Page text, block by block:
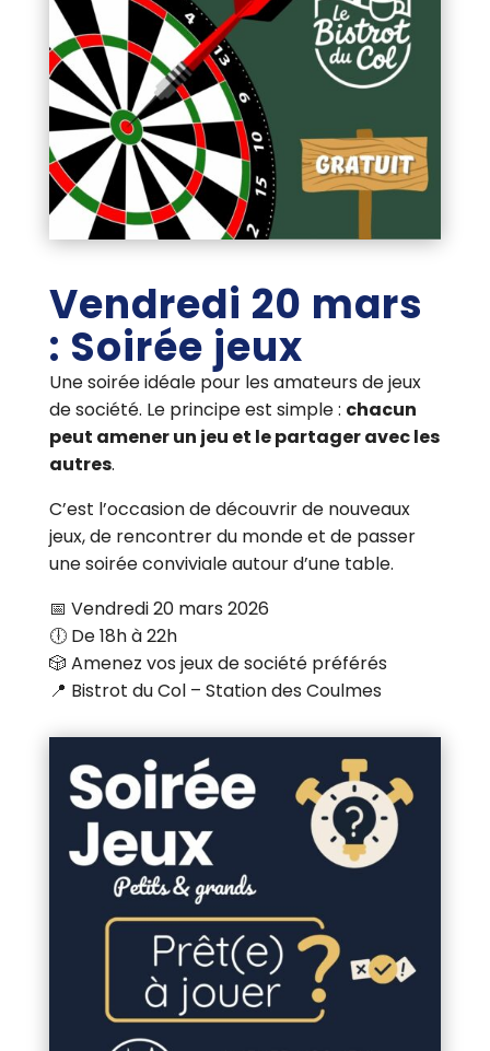
Vendredi 20 mars
: Soirée jeux
Une soirée idéale pour les amateurs de jeux
de société. Le principe est simple : chacun
peut amener un jeu et le partager avec les
autres.
C’est l’occasion de découvrir de nouveaux
jeux, de rencontrer du monde et de passer
une soirée conviviale autour d’une table.
📅 Vendredi 20 mars 2026
🕕 De 18h à 22h
🎲 Amenez vos jeux de société préférés
📍 Bistrot du Col – Station des Coulmes